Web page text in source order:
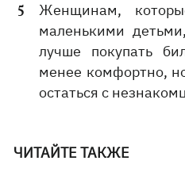
Женщинам,
маленькими
лучше покупать
менее комфортно,
остаться с
ЧИТАЙТЕ ТАКЖЕ